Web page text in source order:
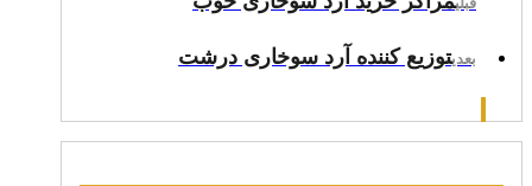
بعدیتوزیع کننده آرد سوخاری درشت